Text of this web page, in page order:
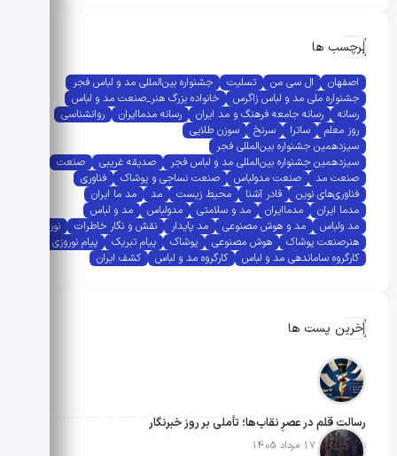
برچسب ها
اصفهان ال سی من تسلیت
جشنواره بین‌المللی مد و لباس فجر
جشنواره ملی مد و لباس زاگرس
خانواده بزرگ هنر_صنعت مد و لباس
رسانه
رسانه جامعه فرهنگ و مد ایران رسانه مدماایران
روانشناسی
روز معلم
ساترا سرنخ
سوزن طلایی
سیزدهمین جشنواره بین‌المللی فجر
سیزدهمین جشنواره بین‌المللی مد و لباس فجر
صدیقه غریبی
صنعت
صنعت مد
صنعت مدولباس صنعت نساجی و پوشاک
فناوری
فناوری‌های نوین
قادر آشنا محیط زیست مد
مد ما ایران
مدما ایران
مدماایران مد و سلامتی مدولباس
مد و لباس
مد ولباس
مد و هوش مصنوعی مد پایدار نقش و نگار خاطرات
نوروز
هنرصنعت پوشاک
هوش مصنوعی پوشاک پیام تبریک
پیام نوروزی
کارگروه ساماندهی مد و لباس
کارگروه مد و لباس کشف ایران
آخرین پست ها
رسالتِ قلم در عصرِ نقاب‌ها؛ تأملی بر روز خبرنگار
تاریخ انتشار: 17 مرداد 1405